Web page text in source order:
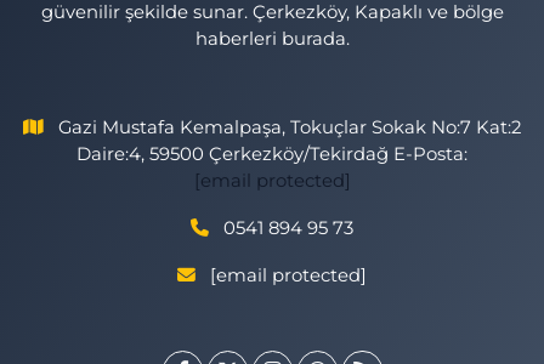
güvenilir şekilde sunar. Çerkezköy, Kapaklı ve bölge
haberleri burada.
Gazi Mustafa Kemalpaşa, Tokuçlar Sokak No:7 Kat:2
Daire:4, 59500 Çerkezköy/Tekirdağ E-Posta:
[email protected]
0541 894 95 73
[email protected]